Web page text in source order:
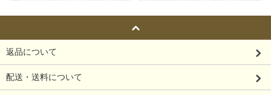
返品について
配送・送料について